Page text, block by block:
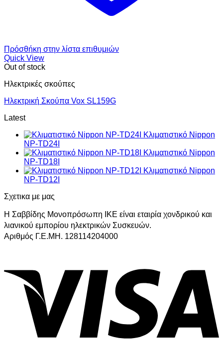
Πρόσθήκη στην λίστα επιθυμιών
Quick View
Out of stock
Ηλεκτρικές σκούπες
Ηλεκτρική Σκούπα Vox SL159G
Latest
Κλιματιστικό Nippon
NP-TD24I
Κλιματιστικό Nippon
NP-TD18I
Κλιματιστικό Nippon
NP-TD12I
Σχετικα με μας
Η Σαββίδης Μονοπρόσωπη ΙΚΕ είναι εταιρία χονδρικού και
λιανικού εμπορίου ηλεκτρικών Συσκευών.
Αριθμός Γ.Ε.ΜΗ. 128114204000